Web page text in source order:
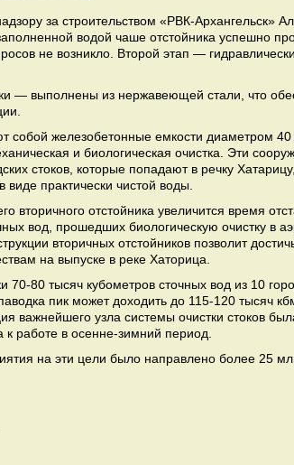
за строительством «РВК-Архангельск»
водой чаше отстойника успешно
не возникло. Второй этап —
— выполнены из нержавеющей стали, что
собой железобетонные емкости диаметром
и биологическая очистка. Эти
стоков, которые попадают в речку
практически чистой воды.
вторичного отстойника увеличится время
вод, прошедших биологическую очистку в
вторичных отстойников позволит
на выпуске в реке Хаторица.
80 тысяч кубометров сточных вод из 10
пик может доходить до 115-120 тысяч
важнейшего узла системы очистки стоков
к работе в осенне-зимний период.
на эти цели было направлено более 25